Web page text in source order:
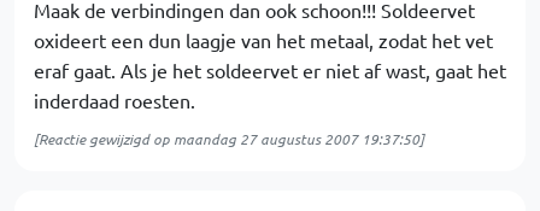
Maak de verbindingen dan ook schoon!!! Soldeervet
oxideert een dun laagje van het metaal, zodat het vet
eraf gaat. Als je het soldeervet er niet af wast, gaat het
inderdaad roesten.
[Reactie gewijzigd op maandag 27 augustus 2007 19:37:50]